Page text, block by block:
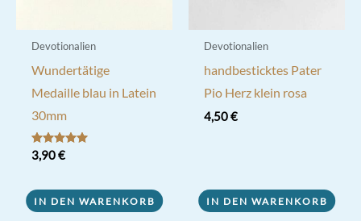
Devotionalien
Wundertätige
Medaille blau in Latein
30mm
Bewertet mit
5.00
3,90€
IN DEN WARENKORB
Devotionalien
handbesticktes Pater
Pio Herz klein rosa
4,50€
IN DEN WARENKORB